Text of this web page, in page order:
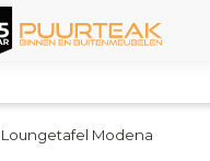
Loungetafel Modena